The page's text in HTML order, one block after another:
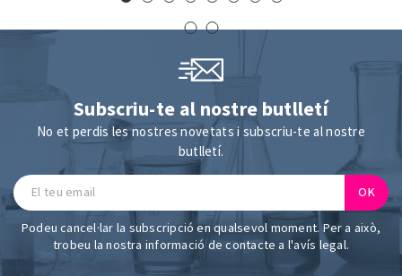
Subscriu-te al nostre butlletí
No et perdis les nostres novetats i subscriu-te al nostre
butlletí.
Podeu cancel·lar la subscripció en qualsevol moment. Per a això,
trobeu la nostra informació de contacte a l'avís legal.